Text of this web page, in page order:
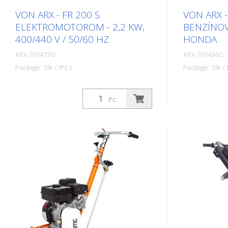
VON ARX - FR 200 S
ELEKTROMOTOROM - 2,2 KW,
400/440 V / 50/60 HZ
ARX-701477G
Package: Stk. (1Pc.)
Model FR 200 ponúka veľmi široké
spektrum výkonu. Od jednoduchých
čistiacich činností až po náročné
dopravného značenia. Vďaka svojej
kompaktnej veľkosti a ovládateľnosti
umožňuje veľmi presnú prácu na
malých a stredne veľkých plochách v
interiéri aj exteriéri. Bubon môže byť
vybavený rôznymi typmi lamiel. Bubon
sa dá vymeniť približne za 2 minúty.
Vďaka tomu je FR 200 ideálnym
Pc.
VON ARX
HONDA
ARX-701436G
Package: Stk.
Model FR
spektrum
čistiacich
umožňuje
malých a
interiéri aj
vybavený
sa dá
Vďaka